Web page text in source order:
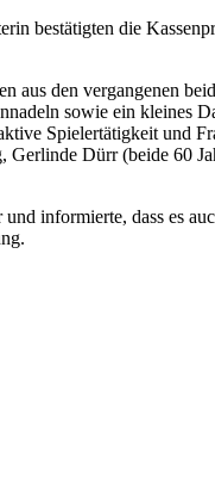
bestätigten die
aus den vergangenen
sowie ein kleines
Spielertätigkeit und
Dürr (beide 60
informierte, dass es